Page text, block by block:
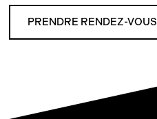
PRENDRE RENDEZ-VOUS